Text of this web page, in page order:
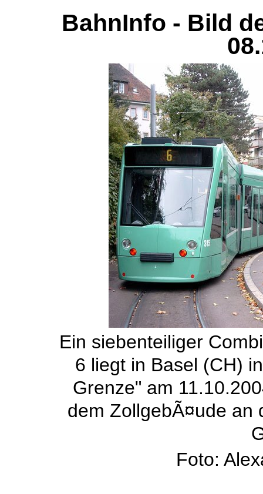
BahnInfo - Bild
Ein siebenteiliger
6 liegt in Basel (CH)
Grenze" am
dem ZollgebÃ¤ude an
Foto: